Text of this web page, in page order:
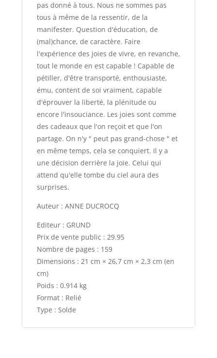
pas donné à tous. Nous ne sommes pas
tous à même de la ressentir, de la
manifester. Question d'éducation, de
(mal)chance, de caractère. Faire
l'expérience des joies de vivre, en revanche,
tout le monde en est capable ! Capable de
pétiller, d'être transporté, enthousiaste,
ému, content de soi vraiment, capable
d'éprouver la liberté, la plénitude ou
encore l'insouciance. Les joies sont comme
des cadeaux que l'on reçoit et que l'on
partage. On n'y " peut pas grand-chose " et
en même temps, cela se conquiert. Il y a
une décision derrière la joie. Celui qui
attend qu'elle tombe du ciel aura des
surprises.
Auteur : ANNE DUCROCQ
Editeur : GRUND
Prix de vente public : 29.95
Nombre de pages : 159
Dimensions : 21 cm × 26,7 cm × 2,3 cm (en
cm)
Poids : 0.914 kg
Format : Relié
Type : Solde